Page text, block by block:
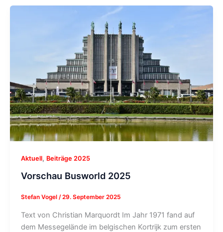
Aktuell, Beiträge 2025
Vorschau Busworld 2025
Stefan Vogel /29. September 2025
Text von Christian Marquordt Im Jahr 1971 fand auf
dem Messegelände im belgischen Kortrijk zum ersten